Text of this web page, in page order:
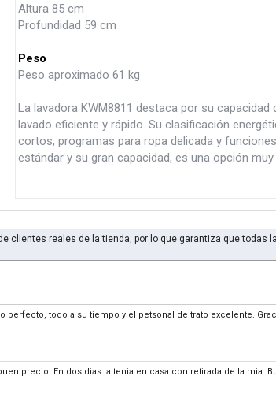
Altura 85 cm
Profundidad 59 cm
Peso
Peso aproximado 61 kg
La lavadora KWM8811 destaca por su
lavado eficiente y rápido. Su clasificación
cortos, programas para ropa delicada y
estándar y su gran capacidad, es una opción
clientes reales de la tienda, por lo que garantiza que todas
perfecto, todo a su tiempo y el petsonal de trato excelente.
precio. En dos dias la tenia en casa con retirada de la